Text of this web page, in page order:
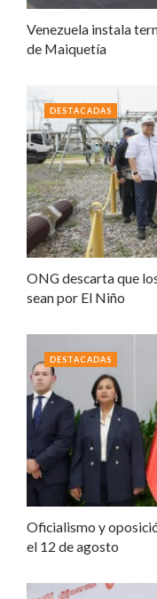
Venezuela instala
de Maiquetía
ONG descarta que
sean por El Niño
DESTACADAS
Oficialismo y
el 12 de agosto
DESTACADAS